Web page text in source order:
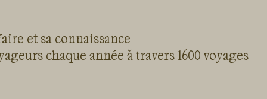
et sa connaissance
chaque année à travers 1600 voyages